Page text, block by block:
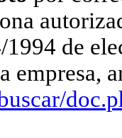
de
empresa,